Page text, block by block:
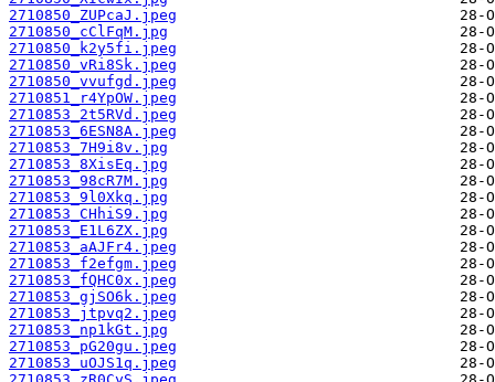
2710850_ZUPcaJ.jpeg
2710850_cClFqM.jpg
2710850_k2y5fi.jpeg
2710850_vRi8Sk.jpeg
2710850_vvufgd.jpeg
2710851_r4YpOW.jpeg
2710853_2t5RVd.jpeg
2710853_6ESN8A.jpeg
2710853_7H9i8v.jpg
2710853_8XisEq.jpg
2710853_98cR7M.jpg
2710853_9l0Xkq.jpg
2710853_CHhiS9.jpg
2710853_E1L6ZX.jpg
2710853_aAJFr4.jpeg
2710853_f2efgm.jpeg
2710853_fQHC0x.jpeg
2710853_gjSO6k.jpeg
2710853_jtpvq2.jpeg
2710853_np1kGt.jpg
2710853_pG20gu.jpeg
2710853_uOJS1q.jpeg